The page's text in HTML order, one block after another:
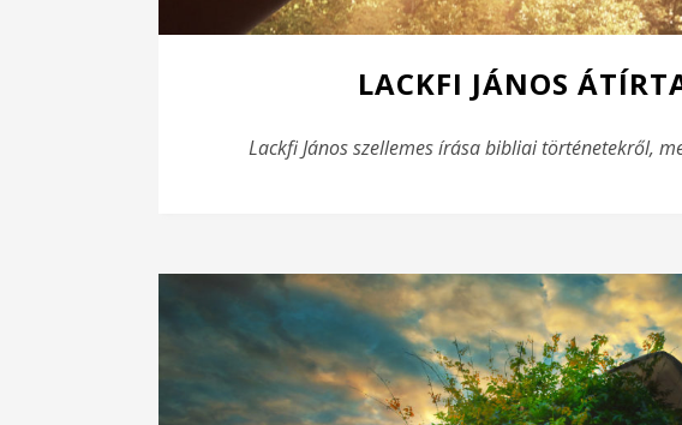
LACKFI JÁNOS
Lackfi János szellemes írása bibliai történetekről,